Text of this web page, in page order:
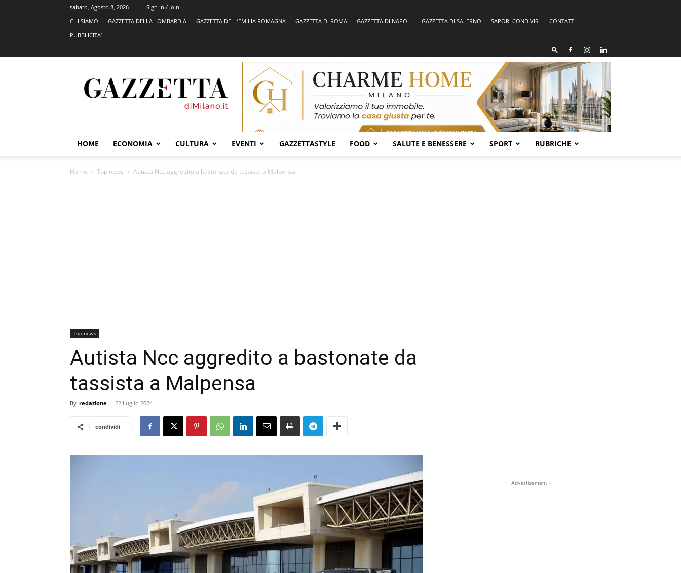
sabato, Agosto 8, 2026
Sign in / Join
CHI SIAMO
GAZZETTA DELLA LOMBARDIA GAZZETTA DELL’EMILIA ROMAGNA GAZZETTA DI ROMA GAZZETTA DI NAPOLI GAZZETTA DI SALERNO SAPORI CONDIVISI
CONTATTI
PUBBLICITA’
HOME ECONOMIA CULTURA EVENTI GAZZETTASTYLE FOOD SALUTE E BENESSERE SPORT RUBRICHE
Home Top news Autista Ncc aggredito a bastonate da tassista a Malpensa
Top news
Autista Ncc aggredito a bastonate da
tassista a Malpensa
By redazione - 22 Luglio 2024
condividi
- Advertisement -